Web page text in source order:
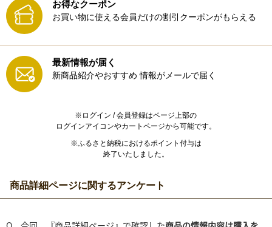
お得なクーポン
お買い物に使える会員だけの割引クーポンがもらえる
最新情報が届く
新商品紹介やおすすめ 情報がメールで届く
※ログイン / 会員登録はページ上部の
ログインアイコンやカートページから可能です。
※ふるさと納税におけるポイント付与は
終了いたしました。
商品詳細ページに関するアンケート